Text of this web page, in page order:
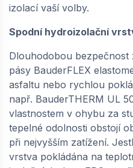
−
BAUDER / TEC KSA
7,5 m = 7,5
na
339,40
−
izolací vaší volby.
Spodní hydroizolační
Dlouhodobou bezpečnost
pásy BauderFLEX
asfaltu nebo rychlou
např. BauderTHERM UL
vlastnostem v ohybu za
tepelné odolnosti obstojí
při nejvyšším zatížení.
vrstva pokládána na